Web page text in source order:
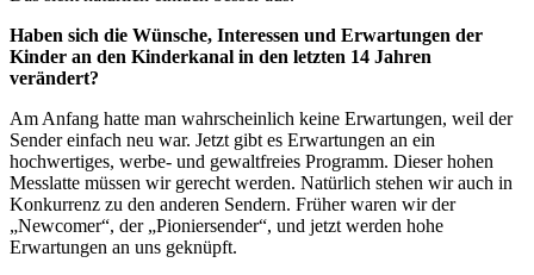
Haben sich die Wünsche, Interessen und Erwartungen der
Kinder an den Kinderkanal in den letzten 14 Jahren
verändert?
Am Anfang hatte man wahrscheinlich keine Erwartungen, weil der
Sender einfach neu war. Jetzt gibt es Erwartungen an ein
hochwertiges, werbe- und gewaltfreies Programm. Dieser hohen
Messlatte müssen wir gerecht werden. Natürlich stehen wir auch in
Konkurrenz zu den anderen Sendern. Früher waren wir der
„Newcomer“, der „Pioniersender“, und jetzt werden hohe
Erwartungen an uns geknüpft.